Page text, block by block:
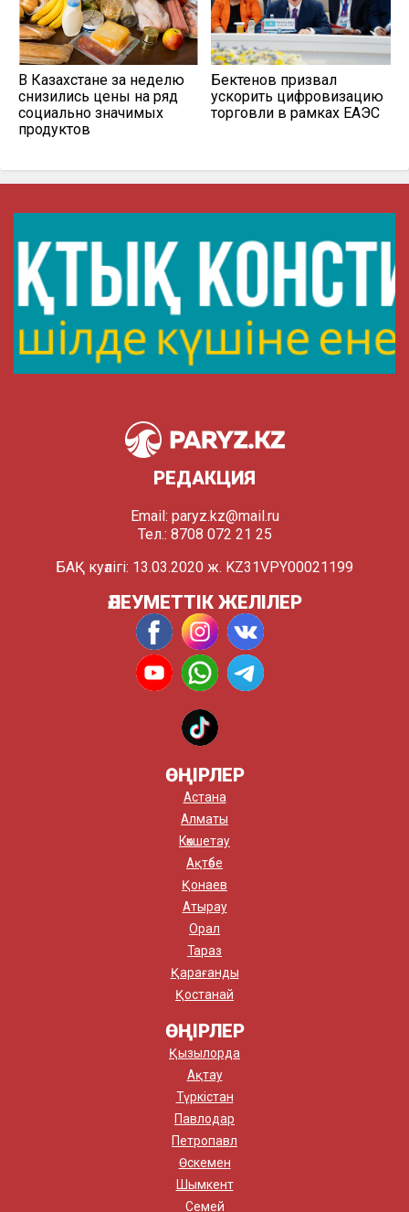
В Казахстане за неделю
снизились цены на ряд
социально значимых
продуктов
Бектенов призвал
ускорить цифровизацию
торговли в рамках ЕАЭС
РЕДАКЦИЯ
Email: paryz.kz@mail.ru
Тел.: 8708 072 21 25
БАҚ куәлігі: 13.03.2020 ж. KZ31VPY00021199
ӘЛЕУМЕТТІК ЖЕЛІЛЕР
ӨҢІРЛЕР
Астана
Алматы
Көкшетау
Ақтөбе
Қонаев
Атырау
Орал
Тараз
Қарағанды
Қостанай
ӨҢІРЛЕР
Қызылорда
Ақтау
Түркістан
Павлодар
Петропавл
Өскемен
Шымкент
Семей